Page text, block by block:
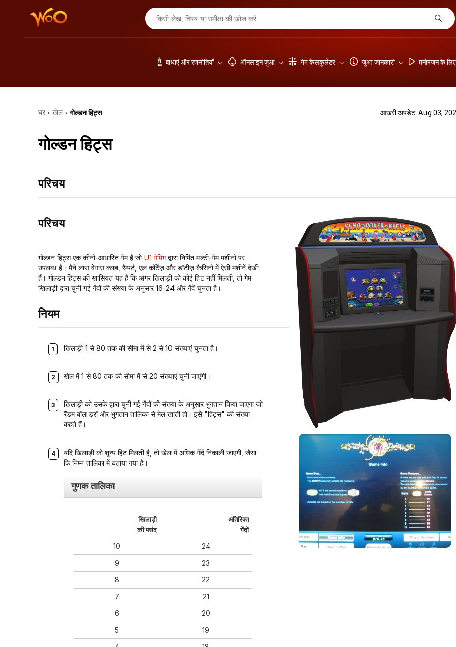
बाधाएं और रणनीतियाँ ऑनलाइन जुआ गेम कैलकुलेटर जुआ जानकारी मनोरंजन के
घर › खेल › गोल्डन हिट्स आखरी अपडेट: Aug 03,
गोल्डन हिट्स
परिचय
परिचय
गोल्डन हिट्स एक कीनो-आधारित गेम है जोU1 गेमिंगद्वारा निर्मित मल्टी-गेम मशीनों पर
उपलब्ध है। मैंने लास वेगास क्लब, रैम्पर्ट, एल कॉर्टेज़ और डॉटीज़ कैसिनो में ऐसी मशीनें देखी
हैं। गोल्डन हिट्स की खासियत यह है कि अगर खिलाड़ी को कोई हिट नहीं मिलती, तो गेम
खिलाड़ी द्वारा चुनी गई गेंदों की संख्या के अनुसार 16-24 और गेंदें चुनता है।
नियम
खिलाड़ी 1 से 80 तक की सीमा में से 2 से 10 संख्याएं चुनता है।
खेल में 1 से 80 तक की सीमा में से 20 संख्याएं चुनी जाएंगी।
खिलाड़ी को उसके द्वारा चुनी गई गेंदों की संख्या के अनुसार भुगतान किया जाएगा जो
रैंडम बॉल ड्रॉ और भुगतान तालिका से मेल खाती हो। इसे "हिट्स" की संख्या
कहते हैं।
यदि खिलाड़ी को शून्य हिट मिलती है, तो खेल में अधिक गेंदें निकाली जाएंगी, जैसा
कि निम्न तालिका में बताया गया है।
गुणक तालिका
खिलाड़ी
की पसंद
अतिरिक्त
गेंदों
10
24
9
23
8
22
7
21
6
20
5
19